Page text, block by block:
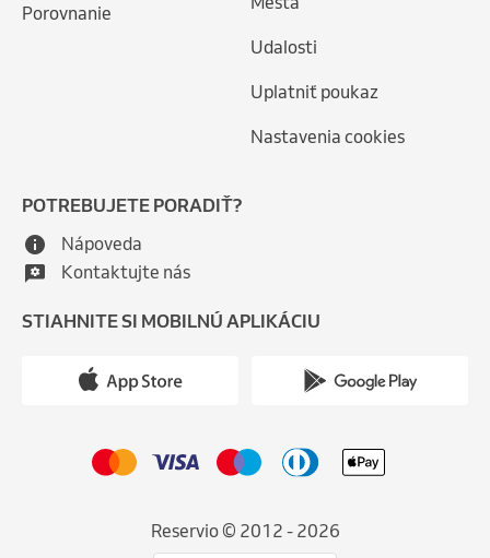
Porovnanie
Udalosti
Uplatniť poukaz
Nastavenia cookies
POTREBUJETE PORADIŤ?
Nápoveda
Kontaktujte nás
STIAHNITE SI MOBILNÚ APLIKÁCIU
Reservio © 2012 - 2026